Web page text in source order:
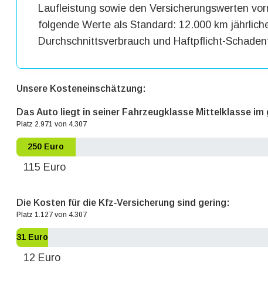
Laufleistung sowie den Versicherungswerten
folgende Werte als Standard: 12.000 km
Durchschnittsverbrauch und Haftpflicht-
Unsere Kosteneinschätzung:
Das Auto liegt in seiner Fahrzeugklasse Mittelklasse im
Platz 2.971 von 4.307
250 Euro
115 Euro
Die Kosten für die Kfz‐Versicherung sind gering:
Platz 1.127 von 4.307
31 Euro
12 Euro